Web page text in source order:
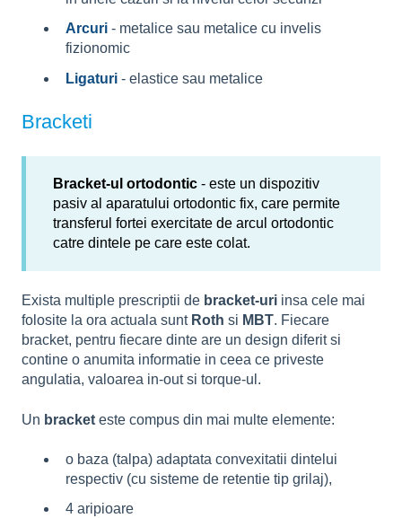
Arcuri - metalice sau metalice cu invelis
fizionomic
Ligaturi - elastice sau metalice
Bracketi
Bracket-ul ortodontic - este un dispozitiv
pasiv al aparatului ortodontic fix, care permite
transferul fortei exercitate de arcul ortodontic
catre dintele pe care este colat.
Exista multiple prescriptii de bracket-uri insa cele mai
folosite la ora actuala sunt Roth si MBT. Fiecare
bracket, pentru fiecare dinte are un design diferit si
contine o anumita informatie in ceea ce priveste
angulatia, valoarea in-out si torque-ul.
Un bracket este compus din mai multe elemente:
o baza (talpa) adaptata convexitatii dintelui
respectiv (cu sisteme de retentie tip grilaj),
4 aripioare